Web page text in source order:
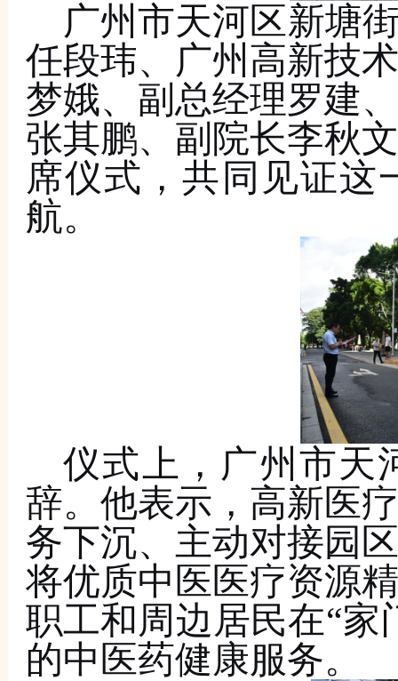
广州市天河区新塘
任段玮、广州高新技
梦娥、副总经理罗建
张其鹏、副院长李秋
席仪式，共同见证这
航。
仪式上， 广州市天
辞。他表示，高新医
务下沉、主动对接园
将优质中医医疗资源
职工和周边居民在“家
的中医药健康服务。